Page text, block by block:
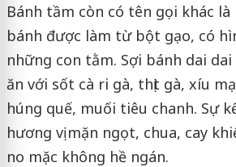
Bánh tầm còn có tên gọi khác
bánh được làm từ bột gạo, có
những con tằm. Sợi bánh dai
ăn với sốt cà ri gà, thịt gà, xíu
húng quế, muối tiêu chanh. Sự
hương vị mặn ngọt, chua, cay
no mặc không hề ngán.